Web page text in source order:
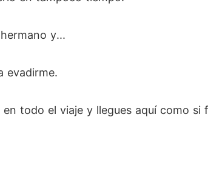
y...
evadirme.
todo el viaje y llegues aquí como si